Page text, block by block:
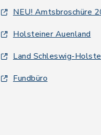
NEU! Amtsbroschüre
Holsteiner Auenland
Land Schleswig-
Fundbüro